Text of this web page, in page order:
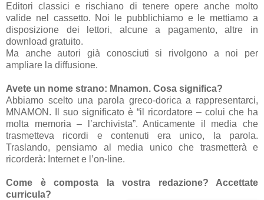
Editori classici e rischiano di tenere opere anche molto
valide nel cassetto. Noi le pubblichiamo e le mettiamo a
disposizione dei lettori, alcune a pagamento, altre in
download gratuito.
Ma anche autori già conosciuti si rivolgono a noi per
ampliare la diffusione.
Avete un nome strano: Mnamon. Cosa significa?
Abbiamo scelto una parola greco-dorica a rappresentarci,
MNAMON. Il suo significato è “il ricordatore – colui che ha
molta memoria – l’archivista”. Anticamente il media che
trasmetteva ricordi e contenuti era unico, la parola.
Traslando, pensiamo al media unico che trasmetterà e
ricorderà: Internet e l’on-line.
Come è composta la vostra redazione? Accettate
curricula?